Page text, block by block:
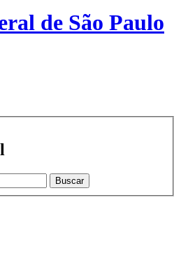
de São Paulo
Buscar